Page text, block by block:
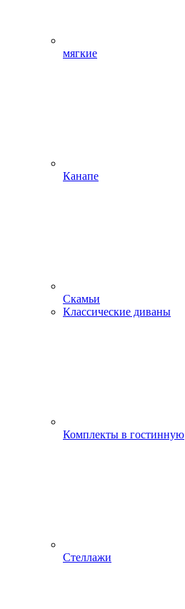
мягкие
Канапе
Скамьи
Классические диваны
Комплекты в гостинную
Стеллажи